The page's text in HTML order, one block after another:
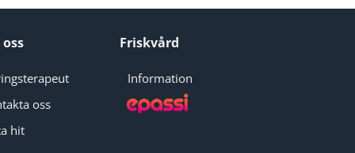
oss
hit
Friskvård
Information